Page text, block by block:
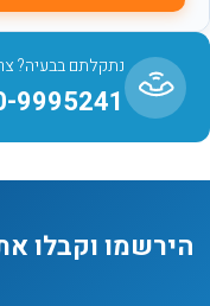
נתקלתם בבעיה?
9995241
הירשמו וקבלו